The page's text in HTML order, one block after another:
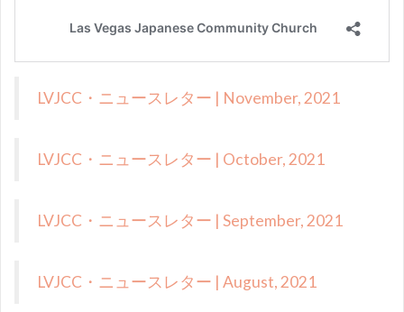
LVJCC・ニュースレター | November, 2021
LVJCC・ニュースレター | October, 2021
LVJCC・ニュースレター | September, 2021
LVJCC・ニュースレター | August, 2021